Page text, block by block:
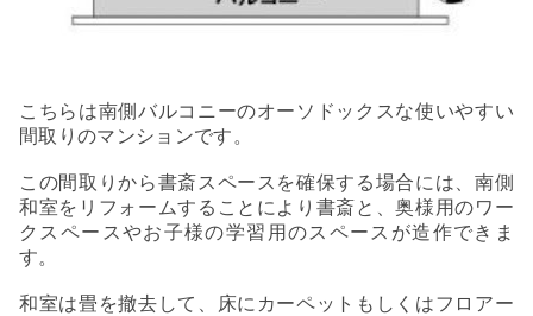
こちらは南側バルコニーのオーソドックスな使いやすい
間取りのマンションです。
この間取りから書斎スペースを確保する場合には、南側
和室をリフォームすることにより書斎と、奥様用のワー
クスペースやお子様の学習用のスペースが造作できま
す。
和室は畳を撤去して、床にカーペットもしくはフロアー